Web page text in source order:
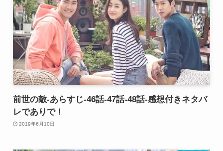
前世の敵-あらすじ-46話-47話-48話-感想付きネタバ
レでありで！
2019年6月10日